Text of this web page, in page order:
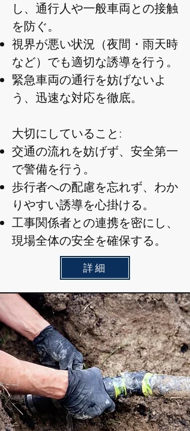
し、通行人や一般車両との接触
を防ぐ。
視界が悪い状況（夜間・雨天時
など）でも適切な誘導を行う。
緊急車両の通行を妨げないよ
う、迅速な対応を徹底。
大切にしていること:
交通の流れを妨げず、安全第一
で警備を行う。
歩行者への配慮を忘れず、わか
りやすい誘導を心掛ける。
工事関係者との連携を密にし、
現場全体の安全を確保する。
詳細